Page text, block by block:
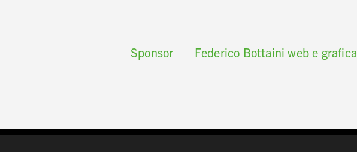
Sponsor Federico Bottaini web e grafica